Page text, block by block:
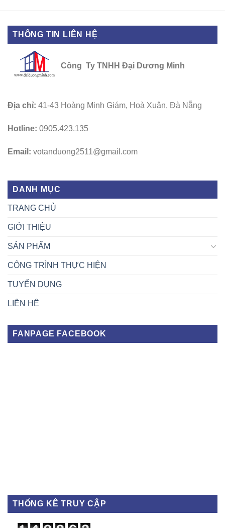
THÔNG TIN LIÊN HỆ
Công Ty TNHH Đại Dương Minh
Địa chỉ: 41-43 Hoàng Minh Giám, Hoà Xuân, Đà Nẵng
Hotline: 0905.423.135
Email: votanduong2511@gmail.com
DANH MỤC
TRANG CHỦ
GIỚI THIỆU
SẢN PHẨM
CÔNG TRÌNH THỰC HIỆN
TUYỂN DỤNG
LIÊN HỆ
FANPAGE FACEBOOK
THỐNG KÊ TRUY CẬP